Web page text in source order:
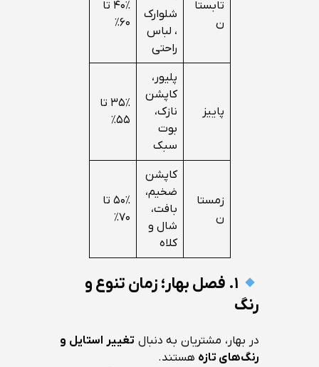
تابستا
ن
شلوارک
، لباس
راحتی
۴۰٪ تا
۶۰٪
پاییز
پلیور،
کاپشن
نازک،
بوت
سبک
۳۵٪ تا
۵۵٪
زمستا
ن
کاپشن
ضخیم،
بافت،
شال و
کلاه
۵۰٪ تا
۷۰٪
۱. فصل بهار؛ زمان تنوع و
رنگ
در بهار، مشتریان به دنبال تغییر استایل و
رنگ‌های تازه هستند.